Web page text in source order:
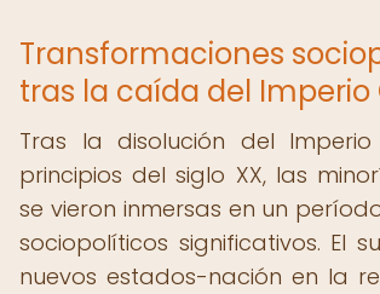
Transformaciones
tras la caída del
Tras la disolución del
principios del siglo XX, las
se vieron inmersas en un
sociopolíticos significativos. El
nuevos estados-nación en la